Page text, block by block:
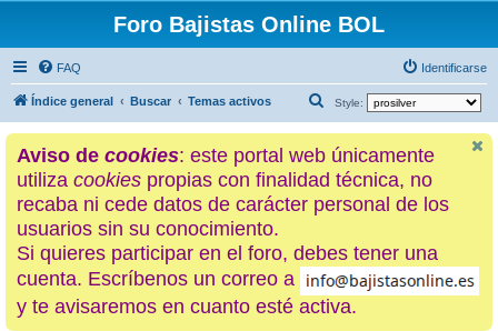
Foro Bajistas Online BOL
FAQ Identificarse
Índice general Buscar Temas activos Style:
u
c
a
Aviso de cookies: este portal web únicamente
utiliza cookies propias con finalidad técnica, no
recaba ni cede datos de carácter personal de los
usuarios sin su conocimiento.
Si quieres participar en el foro, debes tener una
cuenta. Escríbenos un correo a
y te avisaremos en cuanto esté activa.